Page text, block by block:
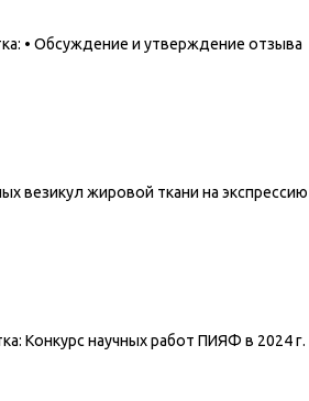
• Обсуждение и утверждение отзыва
везикул жировой ткани на экспрессию
Конкурс научных работ ПИЯФ в 2024 г.